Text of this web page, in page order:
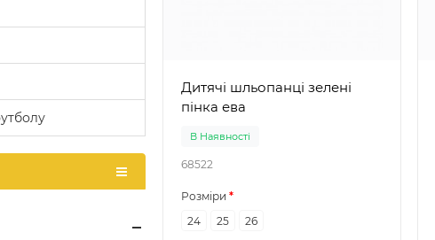
Дитячі шльопанці зелені
пінка ева
В Наявності
68522
Розміри
24
25 26